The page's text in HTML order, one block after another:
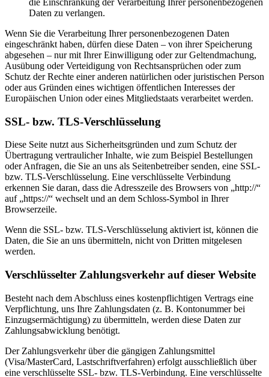
die Einschränkung der Verarbeitung Ihrer personenbezogenen
Daten zu verlangen.
Wenn Sie die Verarbeitung Ihrer personenbezogenen Daten
eingeschränkt haben, dürfen diese Daten – von ihrer Speicherung
abgesehen – nur mit Ihrer Einwilligung oder zur Geltendmachung,
Ausübung oder Verteidigung von Rechtsansprüchen oder zum
Schutz der Rechte einer anderen natürlichen oder juristischen Person
oder aus Gründen eines wichtigen öffentlichen Interesses der
Europäischen Union oder eines Mitgliedstaats verarbeitet werden.
SSL- bzw. TLS-Verschlüsselung
Diese Seite nutzt aus Sicherheitsgründen und zum Schutz der
Übertragung vertraulicher Inhalte, wie zum Beispiel Bestellungen
oder Anfragen, die Sie an uns als Seitenbetreiber senden, eine SSL-
bzw. TLS-Verschlüsselung. Eine verschlüsselte Verbindung
erkennen Sie daran, dass die Adresszeile des Browsers von „http://“
auf „https://“ wechselt und an dem Schloss-Symbol in Ihrer
Browserzeile.
Wenn die SSL- bzw. TLS-Verschlüsselung aktiviert ist, können die
Daten, die Sie an uns übermitteln, nicht von Dritten mitgelesen
werden.
Verschlüsselter Zahlungsverkehr auf dieser Website
Besteht nach dem Abschluss eines kostenpflichtigen Vertrags eine
Verpflichtung, uns Ihre Zahlungsdaten (z. B. Kontonummer bei
Einzugsermächtigung) zu übermitteln, werden diese Daten zur
Zahlungsabwicklung benötigt.
Der Zahlungsverkehr über die gängigen Zahlungsmittel
(Visa/MasterCard, Lastschriftverfahren) erfolgt ausschließlich über
eine verschlüsselte SSL- bzw. TLS-Verbindung. Eine verschlüsselte